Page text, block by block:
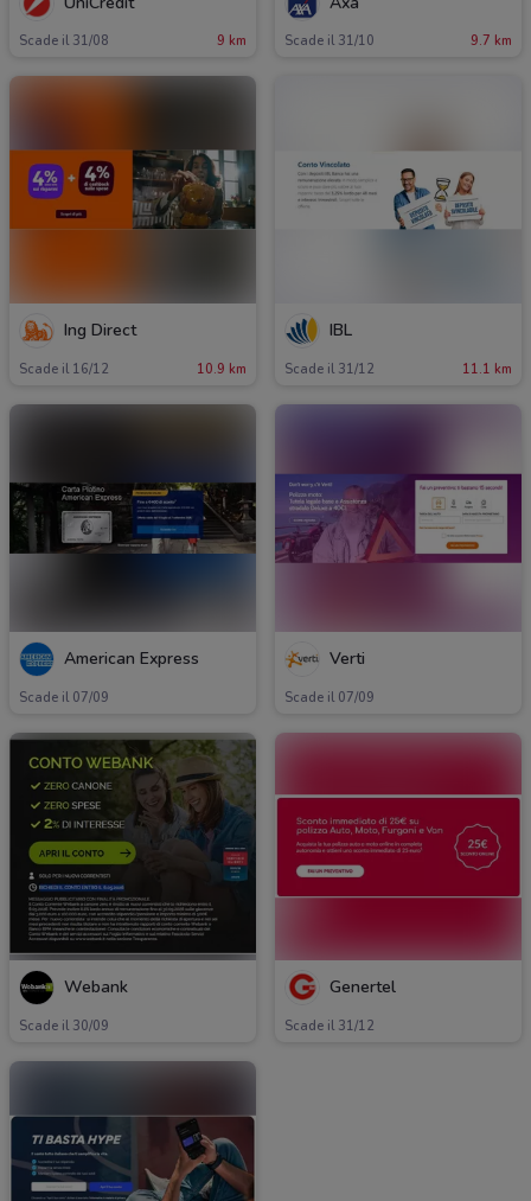
Scade il 31/08 9 km Scade il 31/10 9.7 km
Ing Direct
Scade il 16/12 10.9 km
IBL
Scade il 31/12 11.1 km
American Express
Scade il 07/09
Verti
Scade il 07/09
Webank
Scade il 30/09
Genertel
Scade il 31/12